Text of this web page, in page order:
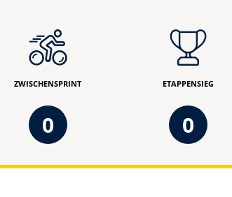
ZWISCHENSPRINT
0
ETAPPENSIEG
0